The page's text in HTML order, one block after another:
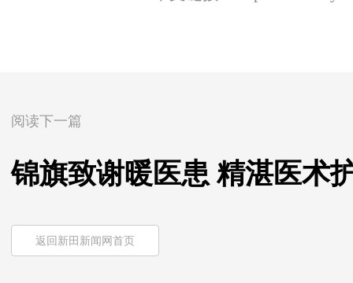
阅读下一篇
锦旗致谢暖医患 精湛医术
返回新田新闻网首页